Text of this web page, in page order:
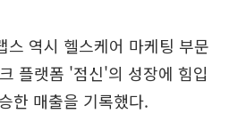
스 역시 헬스케어 마케팅 부문
플랫폼 '점신'의 성장에 힘입
한 매출을 기록했다.